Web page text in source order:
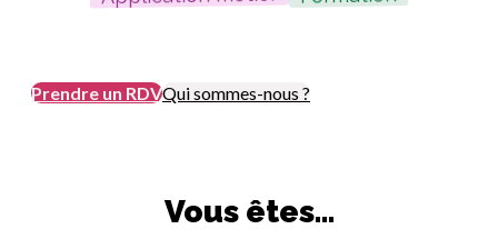
Prendre un RDVQui sommes-nous ?
Vous êtes...